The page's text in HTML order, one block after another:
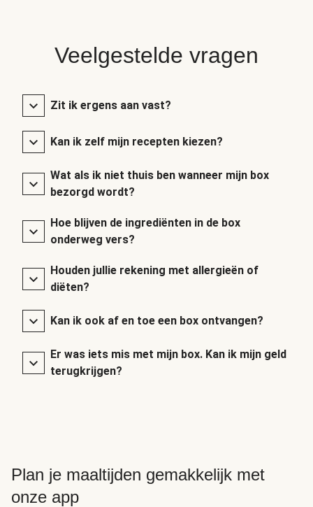
Veelgestelde vragen
Zit ik ergens aan vast?
Kan ik zelf mijn recepten kiezen?
Wat als ik niet thuis ben wanneer mijn box
bezorgd wordt?
Hoe blijven de ingrediënten in de box
onderweg vers?
Houden jullie rekening met allergieën of
diëten?
Kan ik ook af en toe een box ontvangen?
Er was iets mis met mijn box. Kan ik mijn geld
terugkrijgen?
Plan je maaltijden gemakkelijk met
onze app